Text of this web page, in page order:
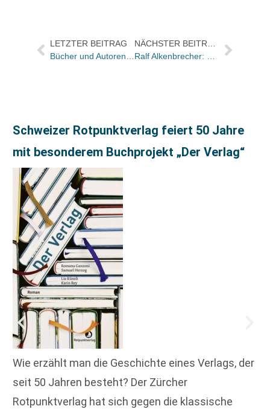
LETZTER BEITRAG
Schweizer Rotpunktverlag feiert 50 Jahre
mit besonderem Buchprojekt „Der Verlag“
Wie erzählt man die Geschichte eines Verlags, der
seit 50 Jahren besteht? Der Zürcher
Rotpunktverlag hat sich gegen die klassische